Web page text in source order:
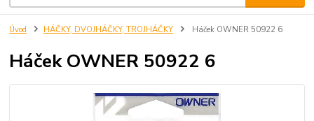
Úvod HÁČKY, DVOJHÁČKY, TROJHÁČKY Háček OWNER 50922 6
Háček OWNER 50922 6